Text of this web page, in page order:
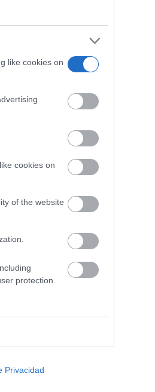
like cookies on
cookies on
of the website
protection.
Privacidad
”, con